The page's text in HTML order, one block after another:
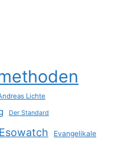
Lichte
Der Standard
Esowatch Evangelikale